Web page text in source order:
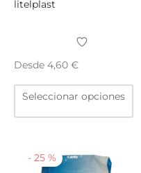
litelplast
Desde 4,60 €
Seleccionar opciones
- 25 %